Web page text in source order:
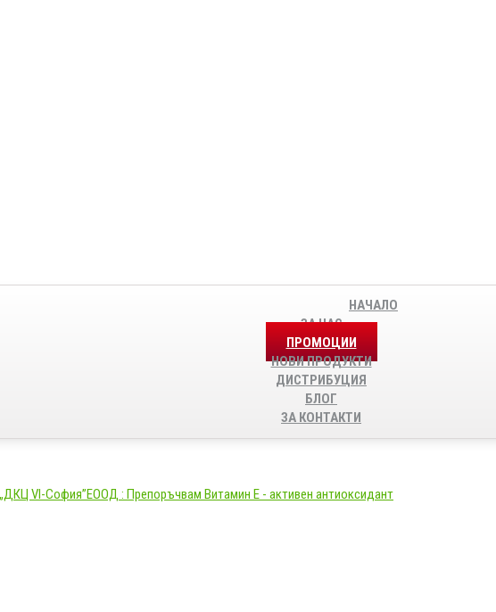
НАЧАЛО
ЗА НАС
ПРОМОЦИИ
НОВИ ПРОДУКТИ
ДИСТРИБУЦИЯ
БЛОГ
ЗА КОНТАКТИ
VІ-София”ЕООД : Препоръчвам Витамин Е - активен антиоксидант